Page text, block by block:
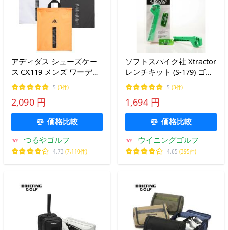
アディダス シューズケー
ス CX119 メンズ ワーディ
ング シューズサック 2026
年モデル
5 (3件)
2,090 円
価格比較
つるやゴルフ
4.73 (7,110件)
ソフトスパイク社 Xtractor
レンチキット (S-179) ゴル
フ SOFTSPIKES
5 (3件)
1,694 円
価格比較
ウイニングゴルフ
4.65 (395件)